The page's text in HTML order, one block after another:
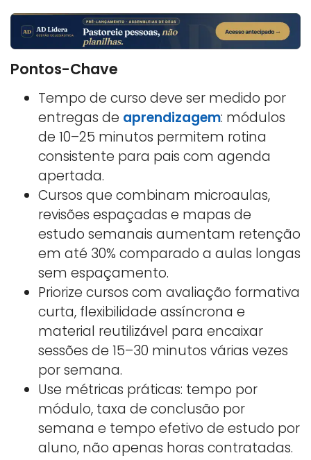
Pontos-Chave
Tempo de curso deve ser medido por
entregas de aprendizagem: módulos
de 10–25 minutos permitem rotina
consistente para pais com agenda
apertada.
Cursos que combinam microaulas,
revisões espaçadas e mapas de
estudo semanais aumentam retenção
em até 30% comparado a aulas longas
sem espaçamento.
Priorize cursos com avaliação formativa
curta, flexibilidade assíncrona e
material reutilizável para encaixar
sessões de 15–30 minutos várias vezes
por semana.
Use métricas práticas: tempo por
módulo, taxa de conclusão por
semana e tempo efetivo de estudo por
aluno, não apenas horas contratadas.